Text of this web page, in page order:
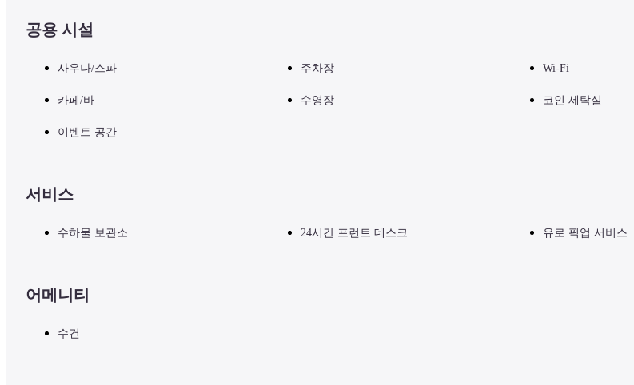
공용 시설
사우나/스파 주차장 Wi-Fi
카페/바 수영장 코인 세탁실
이벤트 공간
서비스
수하물 보관소 24시간 프런트 데스크 유로 픽업 서비스
어메니티
수건